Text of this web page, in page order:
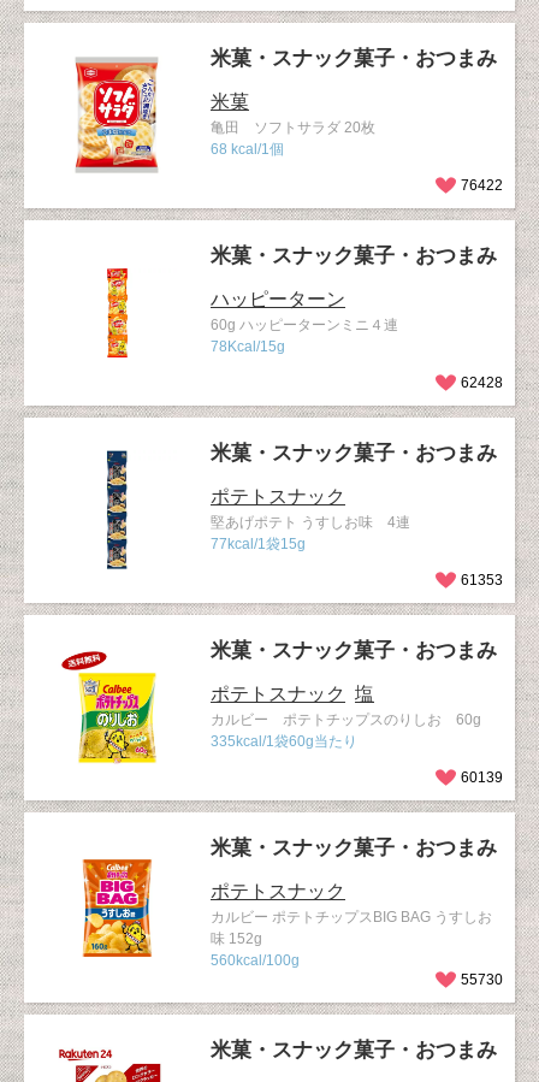
米菓・スナック菓子・おつまみ
米菓
亀田 ソフトサラダ 20枚
68 kcal/1個
76422
米菓・スナック菓子・おつまみ
ハッピーターン
60g ハッピーターンミニ４連
78Kcal/15g
62428
米菓・スナック菓子・おつまみ
ポテトスナック
堅あげポテト うすしお味 4連
77kcal/1袋15g
61353
米菓・スナック菓子・おつまみ
ポテトスナック 塩
カルビー ポテトチップスのりしお 60g
335kcal/1袋60g当たり
60139
米菓・スナック菓子・おつまみ
ポテトスナック
カルビー ポテトチップスBIG BAG うすしお
味 152g
560kcal/100g
55730
米菓・スナック菓子・おつまみ